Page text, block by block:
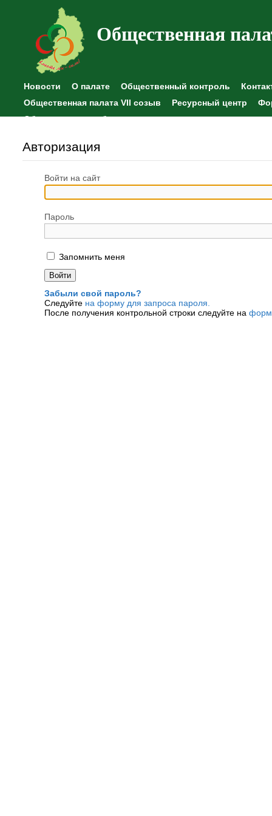
Общественная
Новости О палате Общественный контроль
Общественная палата VII созыв
Ресурсный центр
Общественные наблюдения
Авторизация
Войти на сайт
Пароль
Запомнить меня
Забыли свой пароль?
Следуйте на форму для запроса пароля.
После получения контрольной строки следуйте на